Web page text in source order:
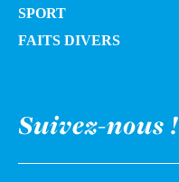
SPORT
FAITS DIVERS
Suivez-nous !